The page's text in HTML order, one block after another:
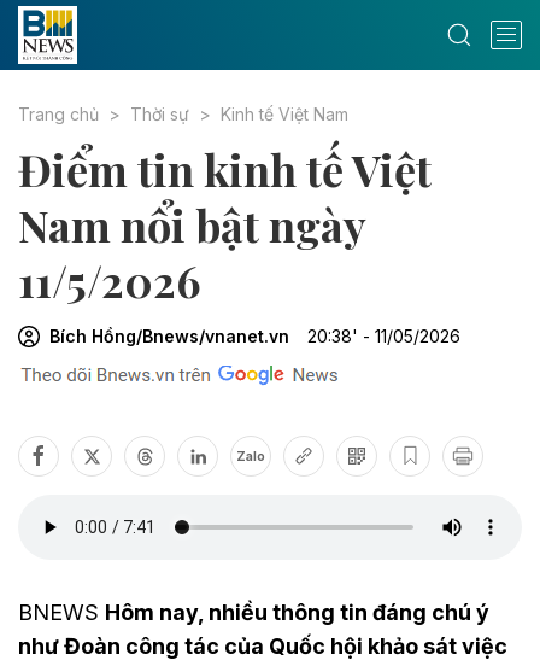
Trang chủ Thời sự Kinh tế Việt Nam
Điểm tin kinh tế Việt
Nam nổi bật ngày
11/5/2026
Bích Hồng/Bnews/vnanet.vn 20:38' - 11/05/2026
Zalo
BNEWS Hôm nay, nhiều thông tin đáng chú ý
như Đoàn công tác của Quốc hội khảo sát việc